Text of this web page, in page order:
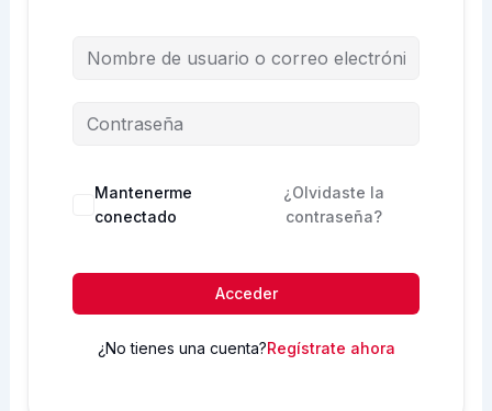
Mantenerme
conectado
¿Olvidaste la
contraseña?
Acceder
¿No tienes una cuenta?Regístrate ahora